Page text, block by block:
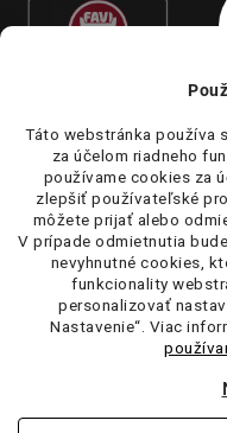
Táto webstránka používa
za účelom riadneho
používame cookies za
zlepšiť používateľské
môžete prijať alebo
V prípade odmietnutia
nevyhnutné cookies,
funkcionality
personalizovať
Nastavenie“. Viac